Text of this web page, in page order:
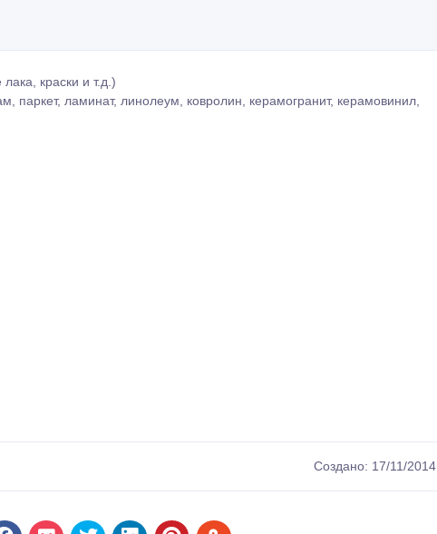
краски и т.д.)
паркет, ламинат, линолеум, ковролин, керамогранит, керамовинил,
Создано: 17/11/2014